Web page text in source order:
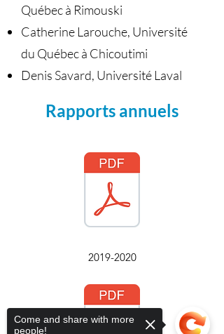
Québec à Rimouski
Catherine Larouche, Université
du Québec à Chicoutimi
Denis Savard, Université Laval
Rapports annuels
2019-2020
Come and share with more
people!